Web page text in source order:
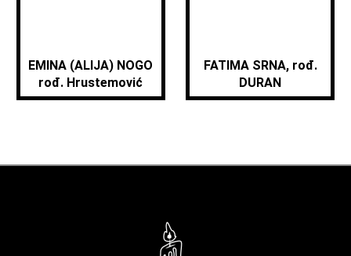
EMINA (ALIJA) NOGO
rođ. Hrustemović
FATIMA SRNA, rođ.
DURAN